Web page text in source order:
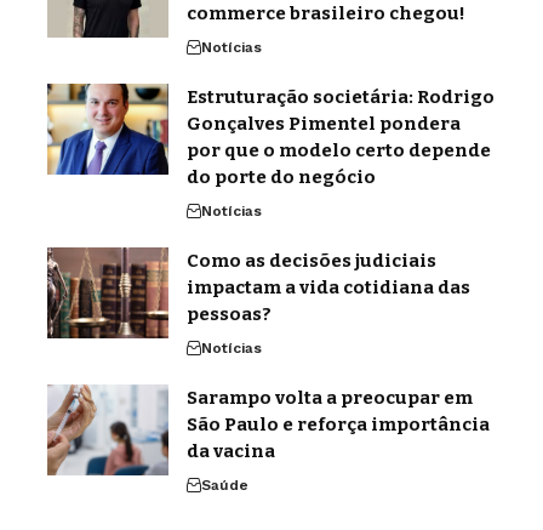
commerce brasileiro chegou!
Notícias
Estruturação societária: Rodrigo
Gonçalves Pimentel pondera
por que o modelo certo depende
do porte do negócio
Notícias
Como as decisões judiciais
impactam a vida cotidiana das
pessoas?
Notícias
Sarampo volta a preocupar em
São Paulo e reforça importância
da vacina
Saúde